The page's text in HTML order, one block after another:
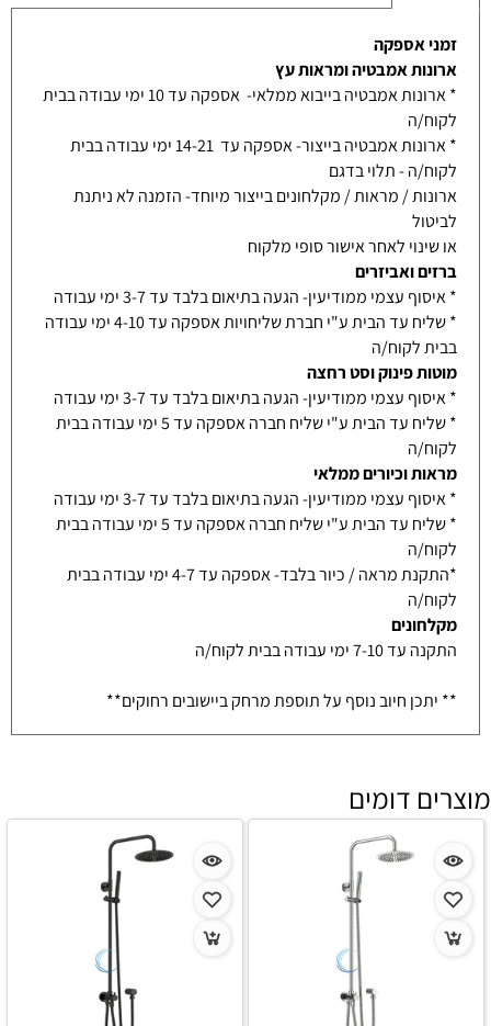
זמני אספקה
ארונות אמבטיה ומראות עץ
* ארונות אמבטיה בייבוא ממלאי- אספקה עד 10 ימי עבודה בבית
לקוח/ה
* ארונות אמבטיה בייצור- אספקה עד 14-21 ימי עבודה בבית
לקוח/ה - תלוי בדגם
ארונות / מראות / מקלחונים בייצור מיוחד- הזמנה לא ניתנת
לביטול
או שינוי לאחר אישור סופי מלקוח
ברזים ואביזרים
* איסוף עצמי ממודיעין- הגעה בתיאום בלבד עד 3-7 ימי עבודה
* שליח עד הבית ע"י חברת שליחויות אספקה עד 4-10 ימי עבודה
בבית לקוח/ה
מוטות פינוק וסט רחצה
* איסוף עצמי ממודיעין- הגעה בתיאום בלבד עד 3-7 ימי עבודה
* שליח עד הבית ע"י שליח חברה אספקה עד 5 ימי עבודה בבית
לקוח/ה
מראות וכיורים ממלאי
* איסוף עצמי ממודיעין- הגעה בתיאום בלבד עד 3-7 ימי עבודה
* שליח עד הבית ע"י שליח חברה אספקה עד 5 ימי עבודה בבית
לקוח/ה
*התקנת מראה / כיור בלבד- אספקה עד 4-7 ימי עבודה בבית
לקוח/ה
מקלחונים
התקנה עד 7-10 ימי עבודה בבית לקוח/ה
** יתכן חיוב נוסף על תוספת מרחק ביישובים רחוקים**
מוצרים דומים